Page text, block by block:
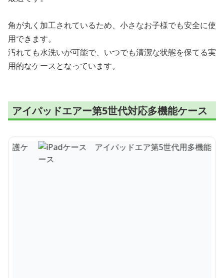
角が丸く加工されているため、小さなお子様でも安全に使
用できます。
汚れても水洗いが可能で、いつでも清潔な状態を保てる実
用的なケースとなっています。
アイパッドエアー第5世代対応多機能ケース